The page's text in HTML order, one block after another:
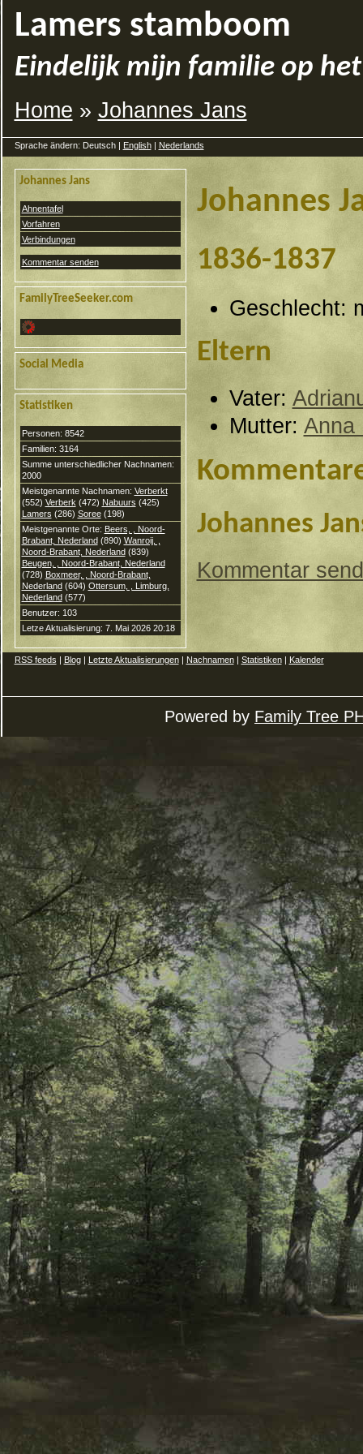
Lamers stamboom
Eindelijk mijn familie op
Home » Johannes Jans
Sprache ändern: Deutsch | English| Nederlands
Johannes Jans
Ahnentafel
Vorfahren
Verbindungen
Kommentar senden
FamilyTreeSeeker.com
Social Media
Statistiken
Personen: 8542
Familien: 3164
Summe unterschiedlicher Nachnamen:
2000
Meistgenannte Nachnamen: Verberkt
(552) Verberk (472) Nabuurs (425)
Lamers (286) Soree(198)
Meistgenannte Orte: Beers, , Noord-
Brabant, Nederland(890) Wanroij, ,
Noord-Brabant, Nederland(839)
Beugen, , Noord-Brabant, Nederland
(728) Boxmeer, , Noord-Brabant,
Nederland(604) Ottersum, , Limburg,
Nederland(577)
Benutzer: 103
Letze Aktualisierung: 7. Mai 2026 20:18
Johannes
1836-1837
Geschlecht:
Eltern
Vater:
Mutter: Anna
Johannes
Kommentar
RSS feeds | Blog| Letzte Aktualisierungen| Nachnamen| Statistiken| Kalender
Powered by Family Tree